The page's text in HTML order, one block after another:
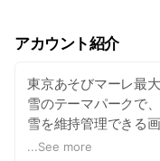
アカウント紹介
東京あそびマーレ最
雪のテーマパークで
雪を維持管理できる
は体感温度約１８～
...See more